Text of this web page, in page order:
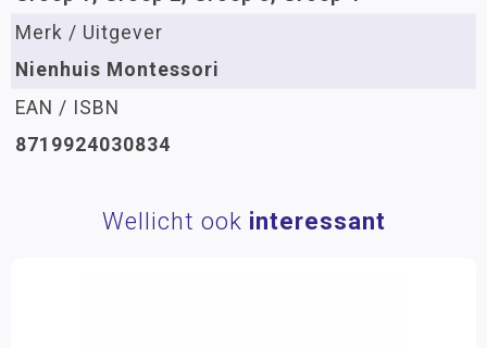
Merk / Uitgever
Nienhuis Montessori
EAN / ISBN
8719924030834
Wellicht ook interessant